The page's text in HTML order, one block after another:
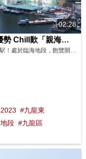
02:28
【親海駅】油塘臨海新盤 鐵路雙綫優勢 Chill歎「親海」生活環境｜ 影片來源 : FINANCE 730
想找市區海景新盤？千萬別錯過位於油塘的親海駅！處於臨海地段，飽覽開揚維港海景，景色宜人。 親海駅共提供886伙，率先推出的第二期涉及658伙，間隔涵蓋開放式至3房，實用面積由210至723平方呎，相當適合中、小型家庭。 油塘無論交通﹑民生配套都相當齊全，加上區內用地將逐步發展為住宅，更能完善地區發展，物業升值潛力無可限量！
#九龍東
段 #九龍區